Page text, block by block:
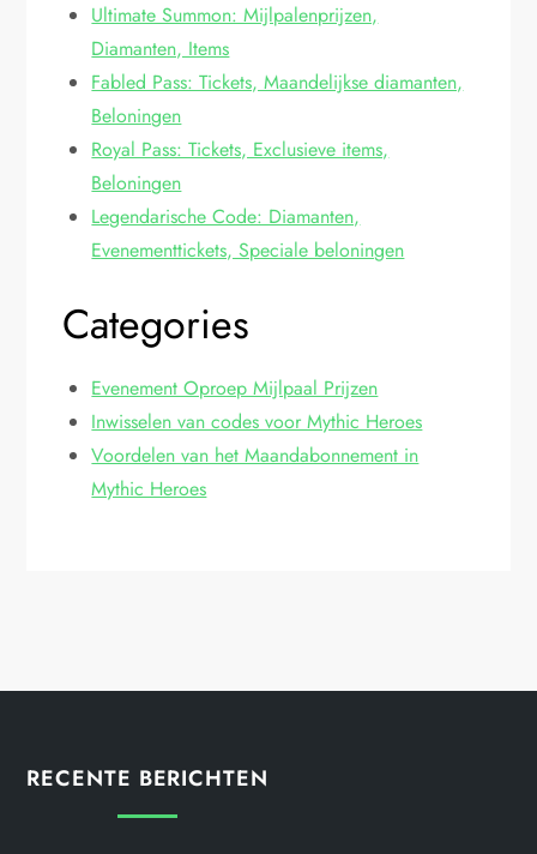
Ultimate Summon: Mijlpalenprijzen,
Diamanten, Items
Fabled Pass: Tickets, Maandelijkse diamanten,
Beloningen
Royal Pass: Tickets, Exclusieve items,
Beloningen
Legendarische Code: Diamanten,
Evenementtickets, Speciale beloningen
Categories
Evenement Oproep Mijlpaal Prijzen
Inwisselen van codes voor Mythic Heroes
Voordelen van het Maandabonnement in
Mythic Heroes
RECENTE BERICHTEN